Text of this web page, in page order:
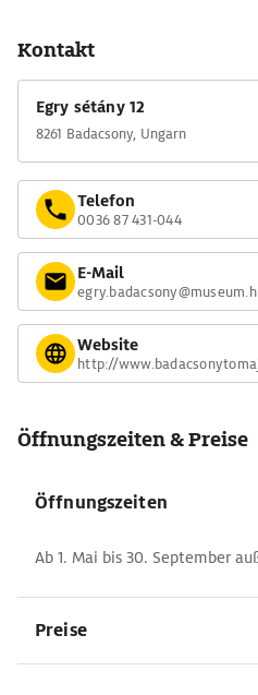
Kontakt
Egry sétány 12
8261 Badacsony, Ungarn
Telefon
0036 87 431-044
E-Mail
Website
http://
Öffnungszeiten & Preise
Öffnungszeiten
Ab 1. Mai bis 30. September
Preise